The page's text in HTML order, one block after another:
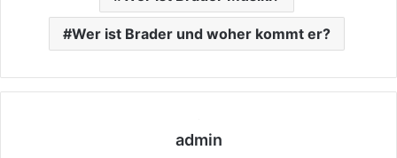
Wer ist Brader und woher kommt er?
admin